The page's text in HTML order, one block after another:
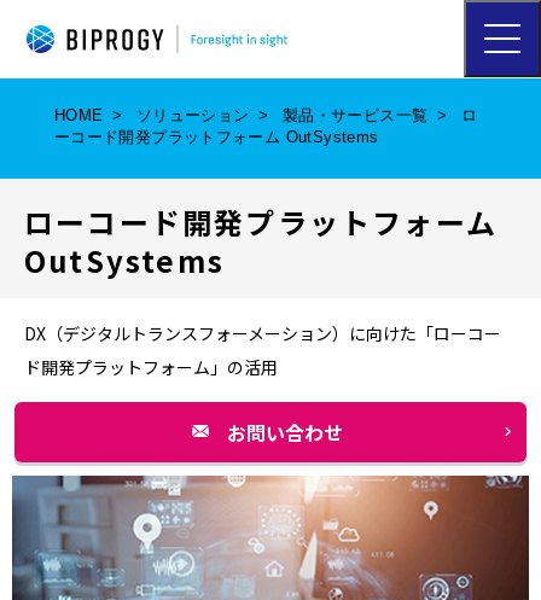
ハ
ン
メ
ュ
HOME ソリューション 製品・サービス一覧
ロ
ーコード開発プラットフォーム OutSystems
ローコード開発プラットフォーム
OutSystems
DX（デジタルトランスフォーメーション）に向けた「ローコー
ド開発プラットフォーム」の活用
お問い合わせ
ウ
ィ
ン
ド